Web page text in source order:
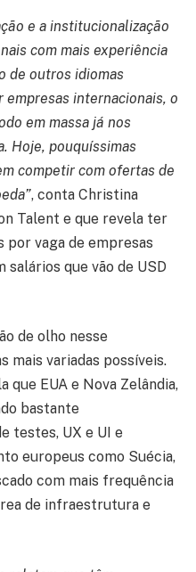
e a institucionalização
com mais experiência
de outros idiomas
empresas internacionais, o
em massa já nos
Hoje, pouquíssimas
competir com ofertas de
, conta Christina
Talent e que revela ter
por vaga de empresas
que vão de USD
de olho nesse
mais variadas possíveis.
que EUA e Nova Zelândia,
bastante
testes, UX e UI e
europeus como Suécia,
com mais frequência
de infraestrutura e